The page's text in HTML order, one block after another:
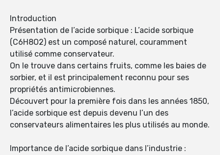
Introduction
Présentation de l’acide sorbique : L’acide sorbique
(C6H8O2) est un composé naturel, couramment
utilisé comme conservateur.
On le trouve dans certains fruits, comme les baies de
sorbier, et il est principalement reconnu pour ses
propriétés antimicrobiennes.
Découvert pour la première fois dans les années 1850,
l’acide sorbique est depuis devenu l’un des
conservateurs alimentaires les plus utilisés au monde.
Importance de l’acide sorbique dans l’industrie :